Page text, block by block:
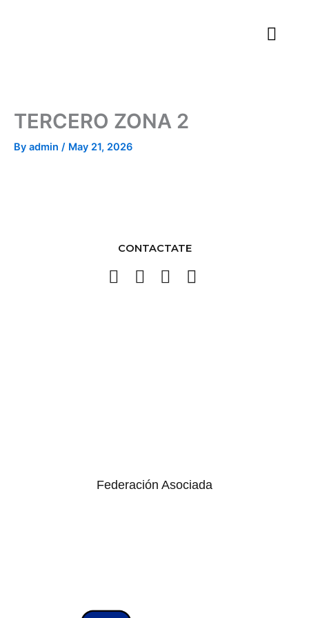
TERCERO ZONA 2
By admin / May 21, 2026
CONTACTATE
Federación Asociada